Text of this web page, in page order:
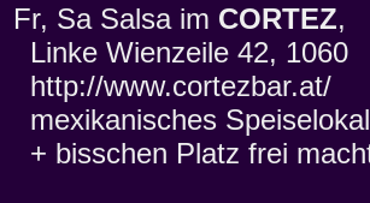
Fr, Sa Salsa im CORTEZ,
Linke Wienzeile 42, 1060
http://www.cortezbar.at/
mexikanisches
+ bisschen Platz frei